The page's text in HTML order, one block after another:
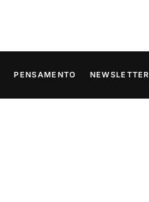
PENSAMENTO NEWSLETTER